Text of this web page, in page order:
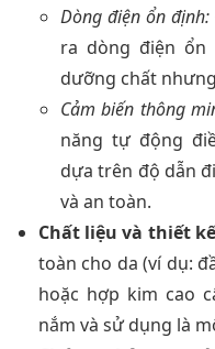
Dòng điện ổn định:
ra dòng điện ổn
dưỡng chất
Cảm biến thông
năng tự động
dựa trên độ dẫn
và an toàn.
Chất liệu và thiết
toàn cho da (ví dụ:
hoặc hợp kim cao
nắm và sử dụng là